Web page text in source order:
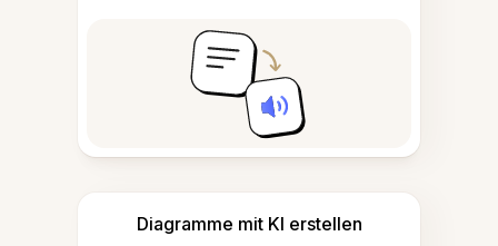
Diagramme mit KI erstellen